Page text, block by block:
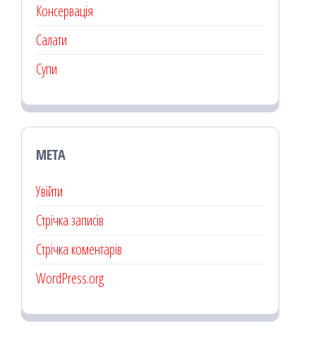
Консервація
Салати
Супи
МЕТА
Увійти
Стрічка записів
Стрічка коментарів
WordPress.org